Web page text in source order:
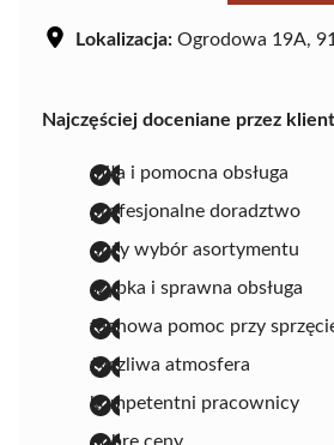
Lokalizacja: Ogrodowa 19A,
Najczęściej doceniane przez
miła i pomocna obsługa
profesjonalne doradztwo
duży wybór asortymentu
szybka i sprawna obsługa
fachowa pomoc przy
życzliwa atmosfera
kompetentni pracownicy